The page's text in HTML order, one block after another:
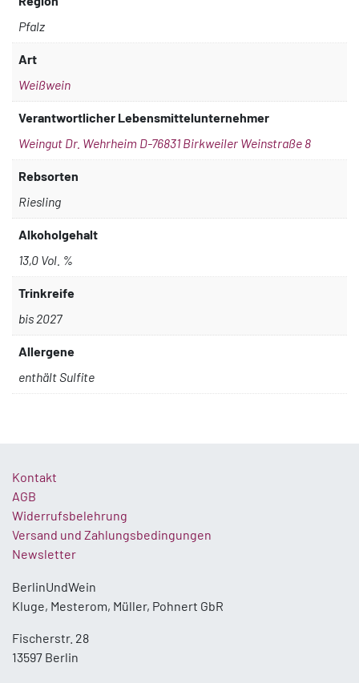
Pfalz
Art
Weißwein
Verantwortlicher Lebensmittelunternehmer
Weingut Dr. Wehrheim D-76831 Birkweiler Weinstraße 8
Rebsorten
Riesling
Alkoholgehalt
13,0 Vol. %
Trinkreife
bis 2027
Allergene
enthält Sulfite
Kontakt
AGB
Widerrufsbelehrung
Versand und Zahlungsbedingungen
Newsletter
BerlinUndWein
Kluge, Mesterom, Müller, Pohnert GbR
Fischerstr. 28
13597 Berlin